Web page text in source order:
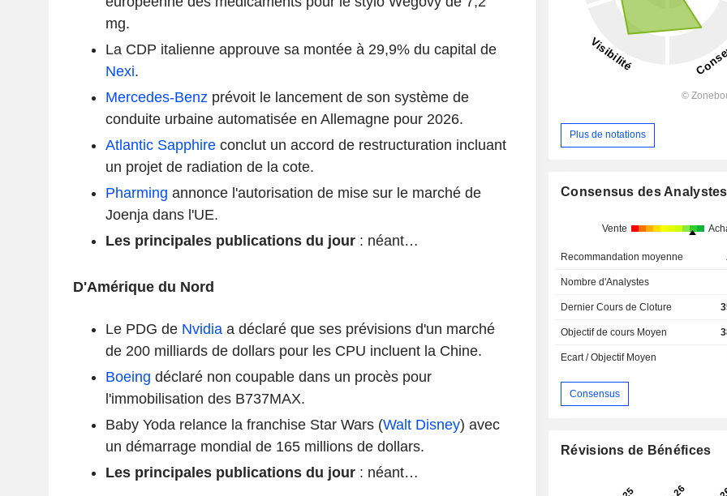
mg.
La CDP italienne approuve sa montée à 29,9% du capital de
Nexi.
Mercedes-Benz prévoit le lancement de son système de
conduite urbaine automatisée en Allemagne pour 2026.
Atlantic Sapphireconclut un accord de restructuration incluant
un projet de radiation de la cote.
Pharming annonce l'autorisation de mise sur le marché de
Joenja dans l'UE.
Les principales publications du jour: néant…
D'Amérique du Nord
Le PDG de Nvidiaa déclaré que ses prévisions d'un marché
de 200 milliards de dollars pour les CPU incluent la Chine.
Boeing déclaré non coupable dans un procès pour
l'immobilisation des B737MAX.
Baby Yoda relance la franchise Star Wars (Walt Disney) avec
un démarrage mondial de 165 millions de dollars.
Les principales publications du jour: néant…
Plus de notations
Consensus des Analystes
Vente
Recommandation moyenne
Nombre d'Analystes
Dernier Cours de Cloture
Objectif de cours Moyen
Ecart / Objectif Moyen
Consensus
Révisions de Bénéfices